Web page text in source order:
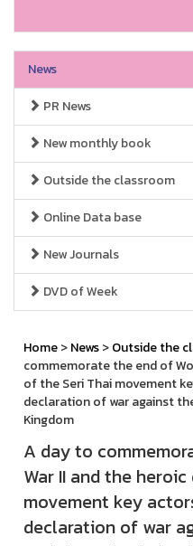
News
PR News
New monthly book
Outside the classroom
Online Data base
New Journals
DVD of Week
Home>News>Outside the
commemorate the end of
of the Seri Thai movement
declaration of war against
Kingdom
A day to
War II and the
movement key
declaration of war